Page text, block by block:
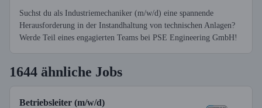
Suchst du als Industriemechaniker (m/w/d) eine spannende
Herausforderung in der Instandhaltung von technischen Anlagen?
Werde Teil eines engagierten Teams bei PSE Engineering GmbH!
1644 ähnliche Jobs
Betriebsleiter (m/w/d)